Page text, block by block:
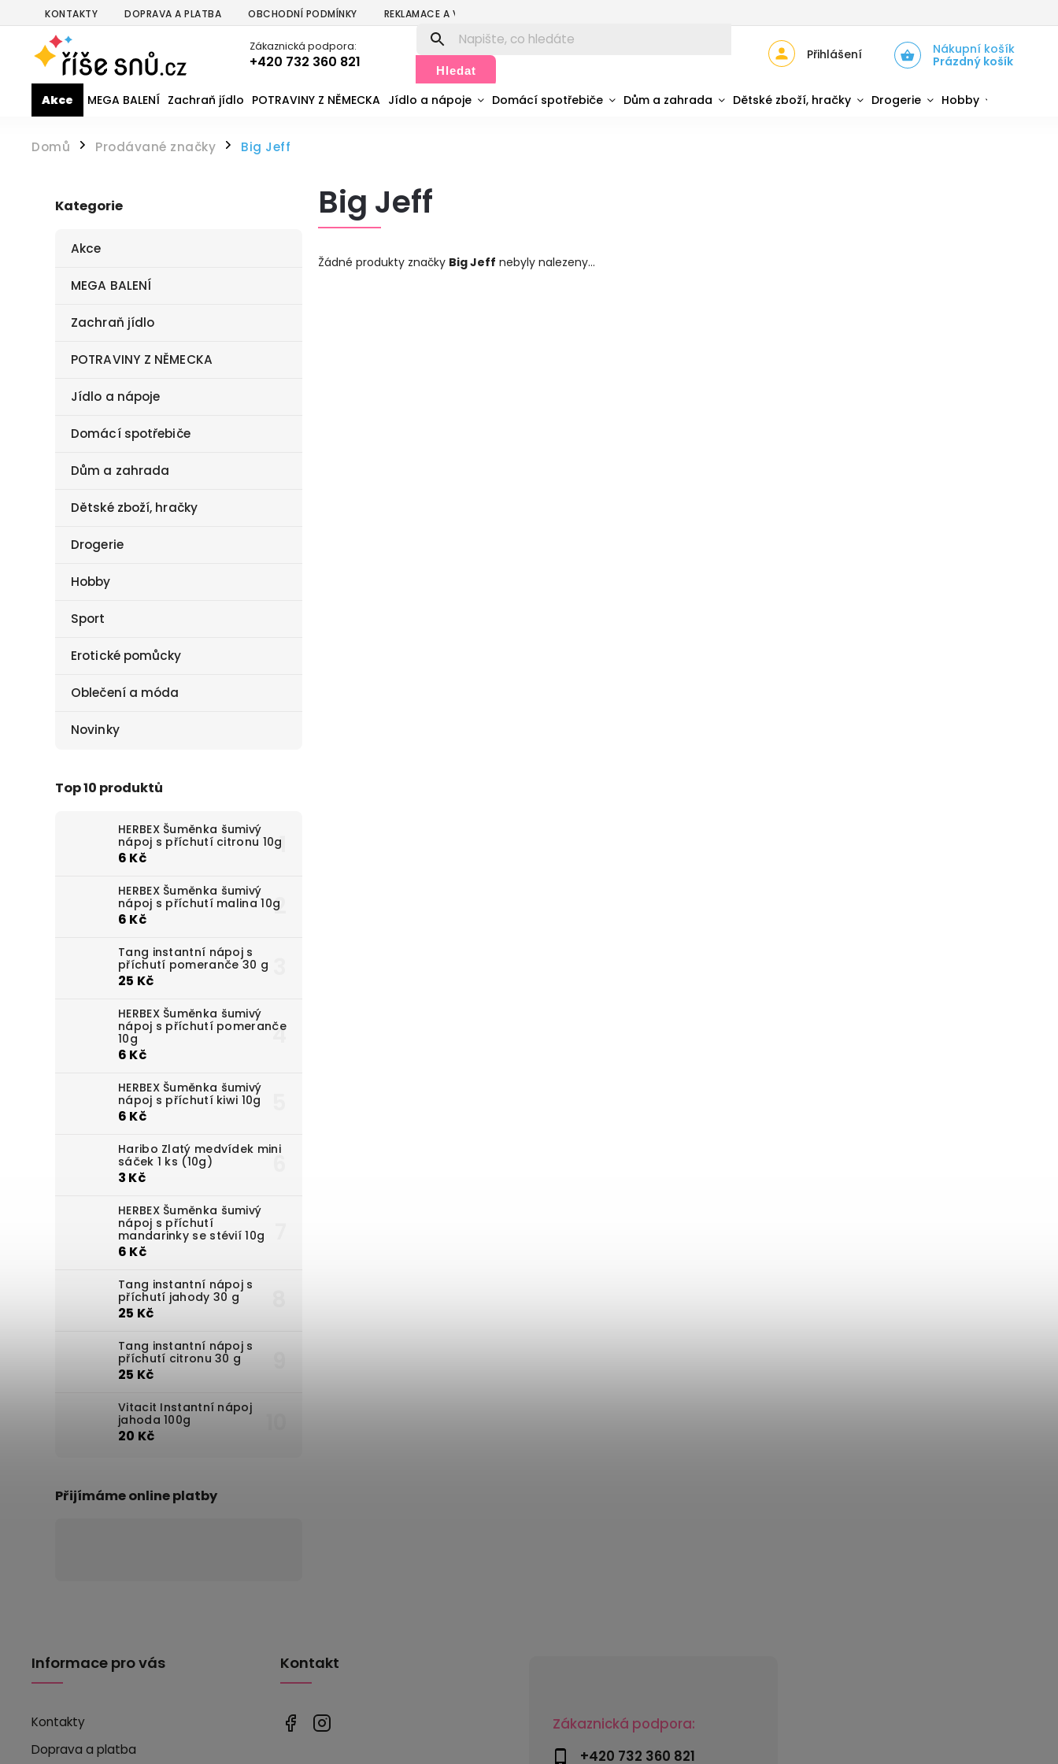
KONTAKTY DOPRAVA A PLATBA OBCHODNÍ PODMÍNKY REKLAMACE A VRÁCENÍ
Zákaznická podpora:
+420 732 360 821 Hledat
Nákupní košík
Prázdný košík
Přihlášení
Akce MEGA BALENÍ Zachraň jídlo POTRAVINY Z NĚMECKA Jídlo a nápoje Domácí spotřebiče Dům a zahrada Dětské zboží, hračky Drogerie Hobby
Domů / Prodávané značky / Big Jeff
Kategorie
Akce
MEGA BALENÍ
Zachraň jídlo
POTRAVINY Z NĚMECKA
Jídlo a nápoje
Domácí spotřebiče
Dům a zahrada
Dětské zboží, hračky
Drogerie
Hobby
Sport
Erotické pomůcky
Oblečení a móda
Novinky
Top 10 produktů
HERBEX Šuměnka šumivý
nápoj s příchutí citronu 10g
6 Kč
HERBEX Šuměnka šumivý
nápoj s příchutí malina 10g
6 Kč
Tang instantní nápoj s
příchutí pomeranče 30 g
25 Kč
HERBEX Šuměnka šumivý
nápoj s příchutí pomeranče
10g
6 Kč
HERBEX Šuměnka šumivý
nápoj s příchutí kiwi 10g
6 Kč
Haribo Zlatý medvídek mini
sáček 1 ks (10g)
3 Kč
HERBEX Šuměnka šumivý
nápoj s příchutí
mandarinky se stévií 10g
6 Kč
Tang instantní nápoj s
příchutí jahody 30 g
25 Kč
Tang instantní nápoj s
příchutí citronu 30 g
25 Kč
Vitacit Instantní nápoj
jahoda 100g
20 Kč
Přijímáme online platby
Big Jeff
Žádné produkty značky Big Jeff nebyly nalezeny...
Zákaznická podpora:
+420 732 360 821
Informace pro vás
Kontakty
Doprava a platba
Kontakt